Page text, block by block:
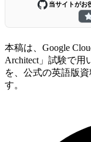
当サイトがお
本稿は、Google
Architect」試験で用
を、公式の英語版資
す。